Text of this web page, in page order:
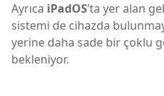
Ayrıca iPadOS’ta yer alan
sistemi de cihazda
yerine daha sade bir çoklu
bekleniyor.